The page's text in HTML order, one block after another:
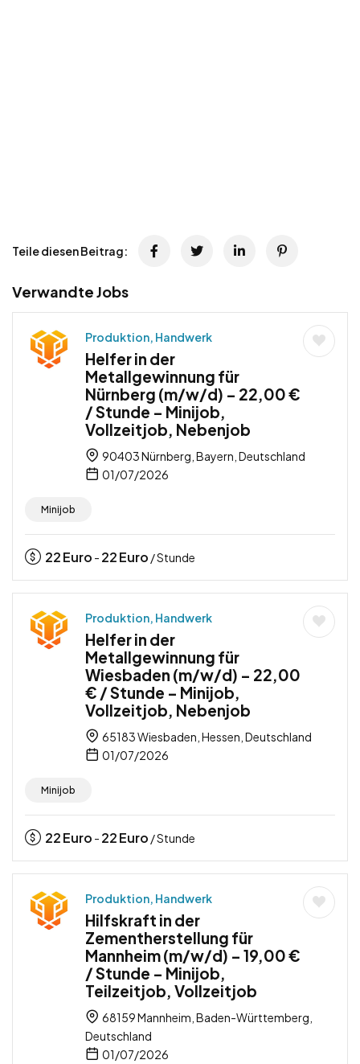
Teile diesen Beitrag:
Verwandte Jobs
Produktion, Handwerk
Helfer in der
Metallgewinnung für
Nürnberg (m/w/d) – 22,00 €
/ Stunde – Minijob,
Vollzeitjob, Nebenjob
90403 Nürnberg, Bayern, Deutschland
01/07/2026
Minijob
22Euro - 22Euro / Stunde
Produktion, Handwerk
Helfer in der
Metallgewinnung für
Wiesbaden (m/w/d) – 22,00
€ / Stunde – Minijob,
Vollzeitjob, Nebenjob
65183 Wiesbaden, Hessen, Deutschland
01/07/2026
Minijob
22Euro - 22Euro / Stunde
Produktion, Handwerk
Hilfskraft in der
Zementherstellung für
Mannheim (m/w/d) – 19,00 €
/ Stunde – Minijob,
Teilzeitjob, Vollzeitjob
68159 Mannheim, Baden-Württemberg,
Deutschland
01/07/2026